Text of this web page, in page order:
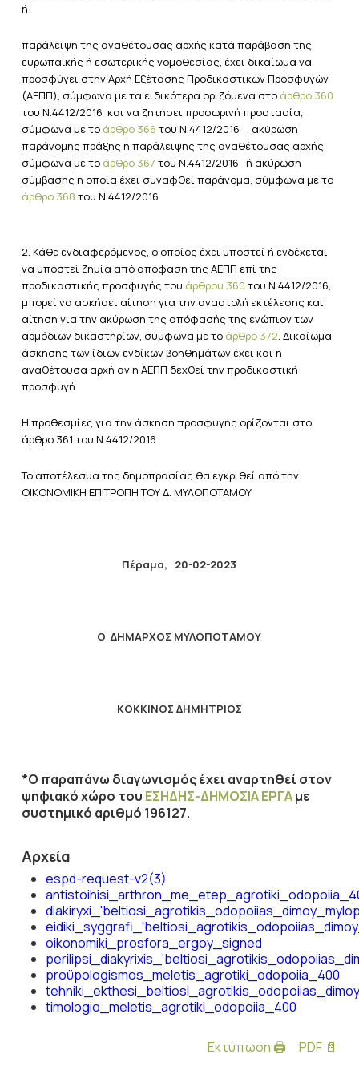
ή
παράλειψη της αναθέτουσας αρχής κατά παράβαση της
ευρωπαϊκής ή εσωτερικής νομοθεσίας, έχει δικαίωμα να
προσφύγει στην Αρχή Εξέτασης Προδικαστικών Προσφυγών
(ΑΕΠΠ), σύμφωνα με τα ειδικότερα οριζόμενα στο άρθρο 360
του Ν.4412/2016 και να ζητήσει προσωρινή προστασία,
σύμφωνα με το άρθρο 366 του Ν.4412/2016 , ακύρωση
παράνομης πράξης ή παράλειψης της αναθέτουσας αρχής,
σύμφωνα με το άρθρο 367 του Ν.4412/2016 ή ακύρωση
σύμβασης η οποία έχει συναφθεί παράνομα, σύμφωνα με το
άρθρο 368 του Ν.4412/2016.
2. Κάθε ενδιαφερόμενος, ο οποίος έχει υποστεί ή ενδέχεται
να υποστεί ζημία από απόφαση της ΑΕΠΠ επί της
προδικαστικής προσφυγής του άρθρου 360 του Ν.4412/2016,
μπορεί να ασκήσει αίτηση για την αναστολή εκτέλεσης και
αίτηση για την ακύρωση της απόφασής της ενώπιον των
αρμόδιων δικαστηρίων, σύμφωνα με το άρθρο 372. Δικαίωμα
άσκησης των ίδιων ενδίκων βοηθημάτων έχει και η
αναθέτουσα αρχή αν η ΑΕΠΠ δεχθεί την προδικαστική
προσφυγή.
Η προθεσμίες για την άσκηση προσφυγής ορίζονται στο
άρθρο 361 του Ν.4412/2016
Το αποτέλεσμα της δημοπρασίας θα εγκριθεί από την
ΟΙΚΟΝΟΜΙΚΗ ΕΠΙΤΡΟΠΗ ΤΟΥ Δ. ΜΥΛΟΠΟΤΑΜΟΥ
Πέραμα, 20-02-2023
Ο ΔΗΜΑΡΧΟΣ ΜΥΛΟΠΟΤΑΜΟΥ
ΚΟΚΚΙΝΟΣ ΔΗΜΗΤΡΙΟΣ
*Ο παραπάνω διαγωνισμός έχει αναρτηθεί στον
ψηφιακό χώρο του ΕΣΗΔΗΣ-ΔΗΜΟΣΙΑ ΕΡΓΑμε
συστημικό αριθμό 196127.
Αρχεία
espd-request-v2(3)
oikonomiki_prosfora_ergoy_signed
proϋpologismos_meletis_agrotiki_odopoiia_400
timologio_meletis_agrotiki_odopoiia_400
Εκτύπωση 🖨 PDF 📄